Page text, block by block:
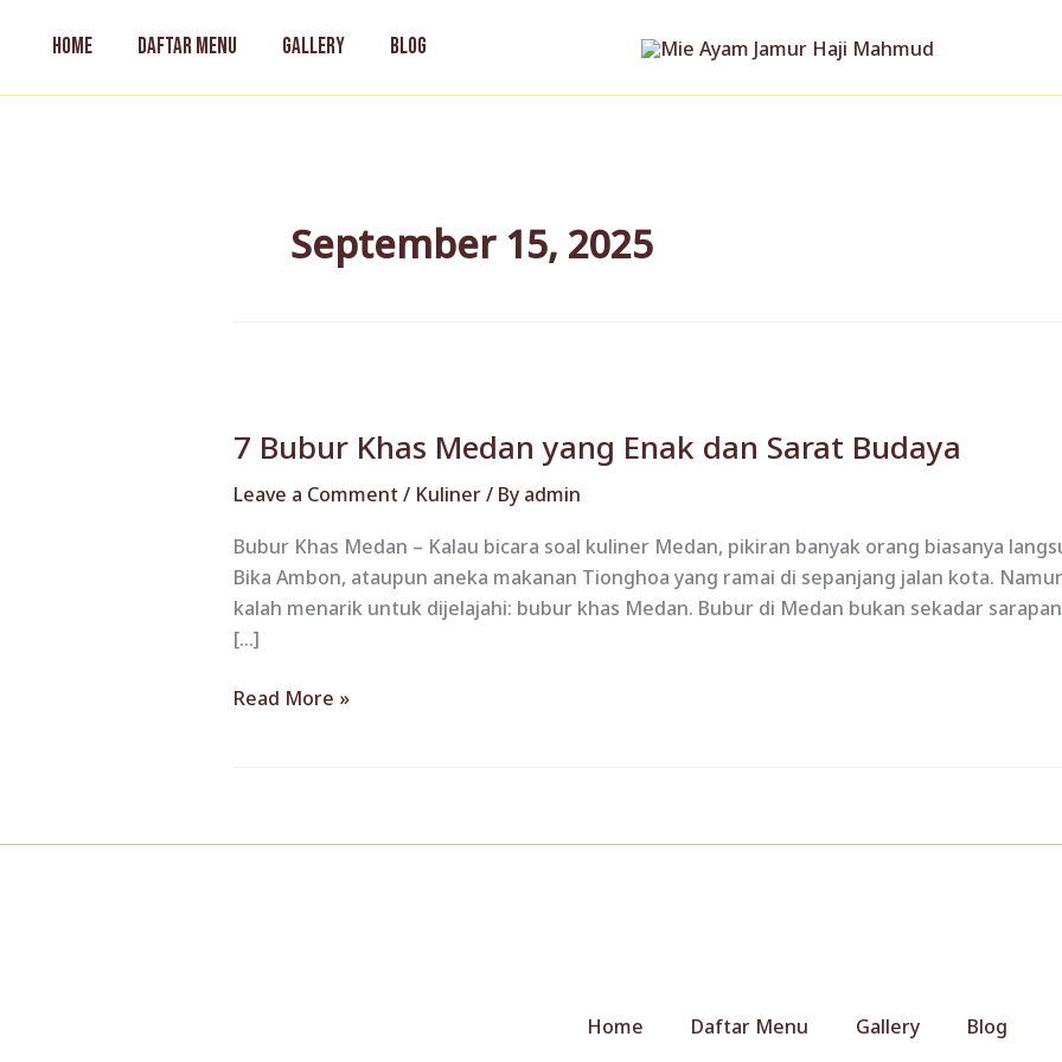
HOME DAFTAR MENU GALLERY BLOG
September 15, 2025
7 Bubur Khas Medan yang Enak dan Sarat Budaya
Leave a Comment / Kuliner/ By admin
Bubur Khas Medan – Kalau bicara soal kuliner Medan, pikiran banyak orang biasanya
Bika Ambon, ataupun aneka makanan Tionghoa yang ramai di sepanjang jalan kota.
kalah menarik untuk dijelajahi: bubur khas Medan. Bubur di Medan bukan sekadar
[…]
Khas
yang
Enak
dan
Sarat
Budaya
Read More »
Home Daftar Menu Gallery Blog